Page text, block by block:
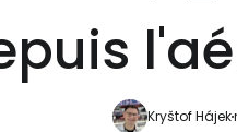
Kryštof Hájek